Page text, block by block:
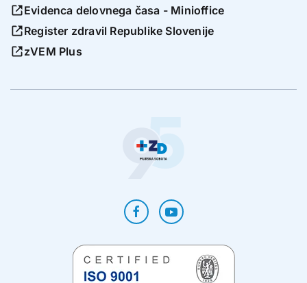
Evidenca delovnega časa - Minioffice
Register zdravil Republike Slovenije
zVEM Plus